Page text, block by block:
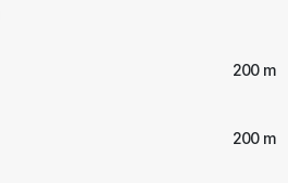
200 m
200 m